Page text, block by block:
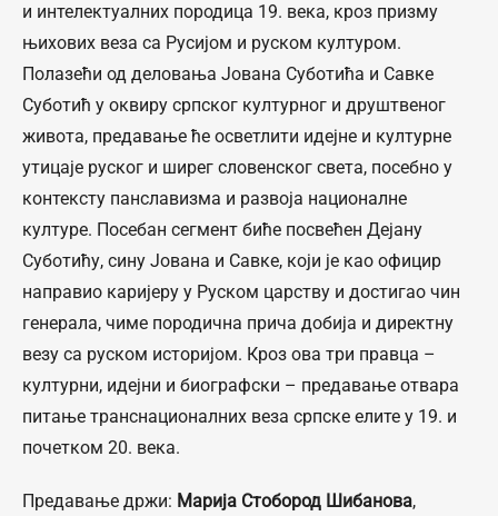
и интелектуалних породица 19. века, кроз призму
њихових веза са Русијом и руском културом.
Полазећи од деловања Јована Суботића и Савке
Суботић у оквиру српског културног и друштвеног
живота, предавање ће осветлити идејне и културне
утицаје руског и ширег словенског света, посебно у
контексту панславизма и развоја националне
културе. Посебан сегмент биће посвећен Дејану
Суботићу, сину Јована и Савке, који је као официр
направио каријеру у Руском царству и достигао чин
генерала, чиме породична прича добија и директну
везу са руском историјом. Кроз ова три правца –
културни, идејни и биографски – предавање отвара
питање транснационалних веза српске елите у 19. и
почетком 20. века.
Предавање држи: Марија Стобород Шибанова,